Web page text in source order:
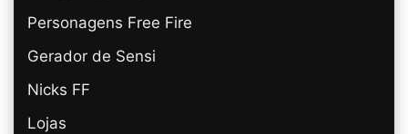
Personagens Free Fire
Gerador de Sensi
Nicks FF
Lojas